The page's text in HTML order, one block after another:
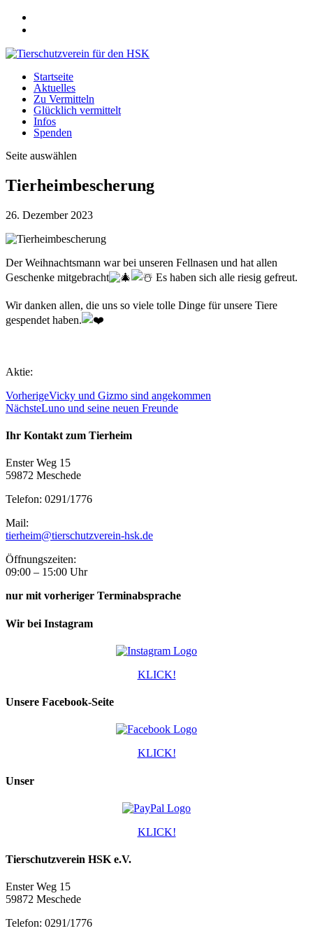
Startseite
Aktuelles
Zu Vermitteln
Glücklich vermittelt
Infos
Spenden
Seite auswählen
Tierheimbescherung
26. Dezember 2023
Der Weihnachtsmann war bei unseren Fellnasen und hat allen
Geschenke mitgebracht
Es haben sich alle riesig gefreut.
Wir danken allen, die uns so viele tolle Dinge für unsere Tiere
gespendet haben.
Aktie:
VorherigeVicky und Gizmo sind angekommen
NächsteLuno und seine neuen Freunde
Ihr Kontakt zum Tierheim
Enster Weg 15
59872 Meschede
Telefon: 0291/1776
Mail:
tierheim@tierschutzverein-hsk.de
Öffnungszeiten:
09:00 – 15:00 Uhr
nur mit vorheriger Terminabsprache
Wir bei Instagram
KLICK!
Unsere Facebook-Seite
KLICK!
Unser
KLICK!
Tierschutzverein HSK e.V.
Enster Weg 15
59872 Meschede
Telefon: 0291/1776